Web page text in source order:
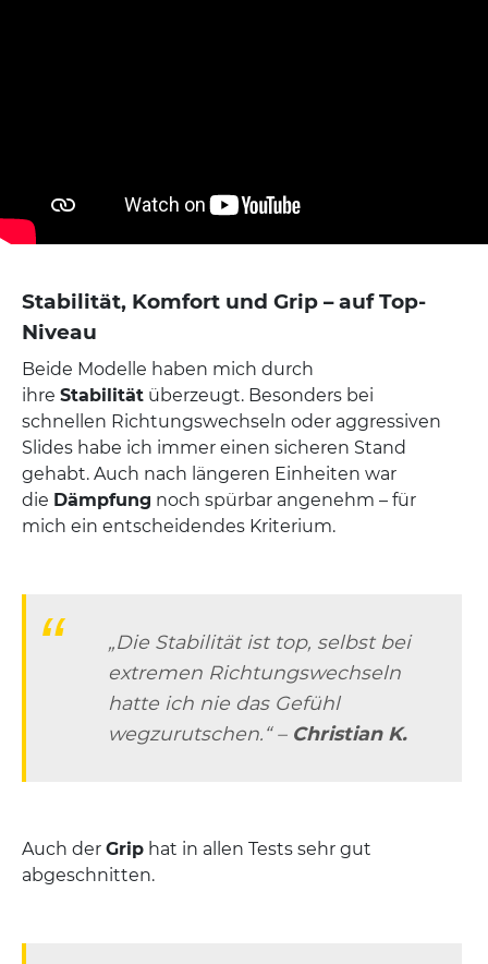
Stabilität, Komfort und Grip – auf Top-
Niveau
Beide Modelle haben mich durch
ihre Stabilität überzeugt. Besonders bei
schnellen Richtungswechseln oder aggressiven
Slides habe ich immer einen sicheren Stand
gehabt. Auch nach längeren Einheiten war
die Dämpfung noch spürbar angenehm – für
mich ein entscheidendes Kriterium.
„Die Stabilität ist top, selbst bei
extremen Richtungswechseln
hatte ich nie das Gefühl
wegzurutschen.“ – Christian K.
Auch der Grip hat in allen Tests sehr gut
abgeschnitten.